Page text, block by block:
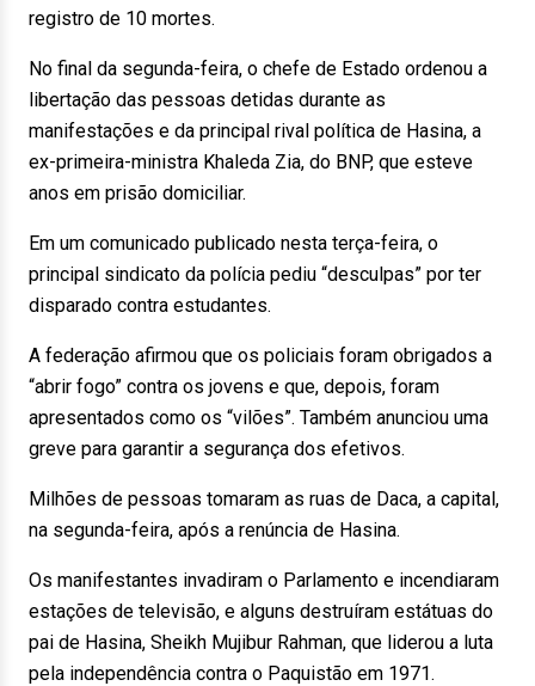
registro de 10 mortes.
No final da segunda-feira, o chefe de Estado ordenou a
libertação das pessoas detidas durante as
manifestações e da principal rival política de Hasina, a
ex-primeira-ministra Khaleda Zia, do BNP, que esteve
anos em prisão domiciliar.
Em um comunicado publicado nesta terça-feira, o
principal sindicato da polícia pediu “desculpas” por ter
disparado contra estudantes.
A federação afirmou que os policiais foram obrigados a
“abrir fogo” contra os jovens e que, depois, foram
apresentados como os “vilões”. Também anunciou uma
greve para garantir a segurança dos efetivos.
Milhões de pessoas tomaram as ruas de Daca, a capital,
na segunda-feira, após a renúncia de Hasina.
Os manifestantes invadiram o Parlamento e incendiaram
estações de televisão, e alguns destruíram estátuas do
pai de Hasina, Sheikh Mujibur Rahman, que liderou a luta
pela independência contra o Paquistão em 1971.